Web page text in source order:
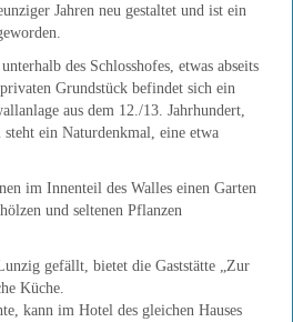
Jahren neu gestaltet und ist ein
des Schlosshofes, etwas abseits
Grundstück befindet sich ein
aus dem 12./13. Jahrhundert,
ein Naturdenkmal, eine etwa
im Innenteil des Walles einen Garten
und seltenen Pflanzen
gefällt, bietet die Gaststätte „Zur
Küche.
kann im Hotel des gleichen Hauses